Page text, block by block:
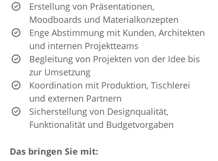
Erstellung von Präsentationen,
Moodboards und Materialkonzepten
Enge Abstimmung mit Kunden, Architekten
und internen Projektteams
Begleitung von Projekten von der Idee bis
zur Umsetzung
Koordination mit Produktion, Tischlerei
und externen Partnern
Sicherstellung von Designqualität,
Funktionalität und Budgetvorgaben
Das bringen Sie mit: